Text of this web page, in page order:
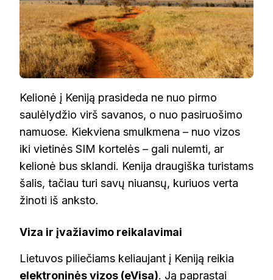
Kelionė į Keniją prasideda ne nuo pirmo
saulėlydžio virš savanos, o nuo pasiruošimo
namuose. Kiekviena smulkmena – nuo vizos
iki vietinės SIM kortelės – gali nulemti, ar
kelionė bus sklandi. Kenija draugiška turistams
šalis, tačiau turi savų niuansų, kuriuos verta
žinoti iš anksto.
Viza ir įvažiavimo reikalavimai
Lietuvos piliečiams keliaujant į Keniją reikia
elektroninės vizos (eVisa). Ją paprastai